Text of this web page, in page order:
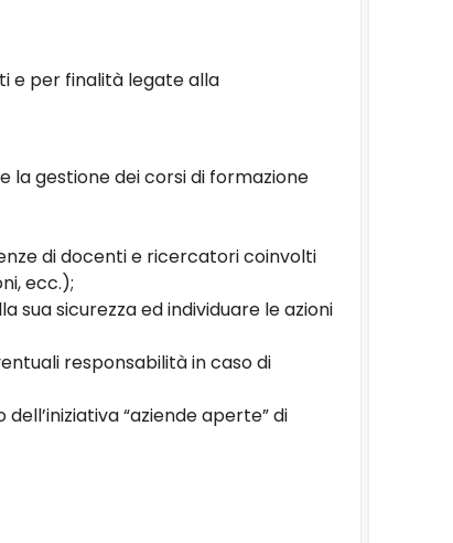
e per finalità legate alla
la gestione dei corsi di formazione
di docenti e ricercatori coinvolti
ecc.);
sicurezza ed individuare le azioni
responsabilità in caso di
“aziende aperte” di